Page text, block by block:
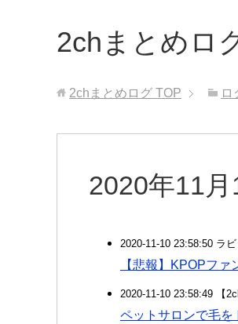
2chまとめロ
2chまとめログ TOP ロ
2020年11
2020-11-10 23:58:50 ラ
【悲報】KPOPフ
2020-11-10 23:58:49 【
ペットサロンで毛を